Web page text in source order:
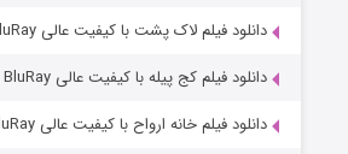
دانلود فیلم لاک پشت با کیفیت عالی BluRay
دانلود فیلم کج‌ پیله با کیفیت عالی BluRay
دانلود فیلم خانه ارواح با کیفیت عالی BluRay